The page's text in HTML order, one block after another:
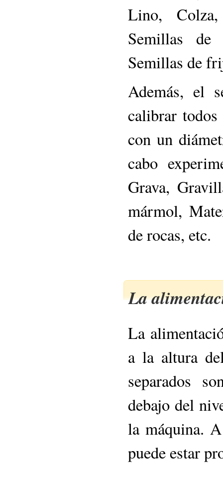
Lino,
Semillas de
Semillas de
Además, el
calibrar
con un
cabo
Grava,
mármol,
de rocas, etc.
La
La
a la altura
separados
debajo del
la máquina.
puede estar